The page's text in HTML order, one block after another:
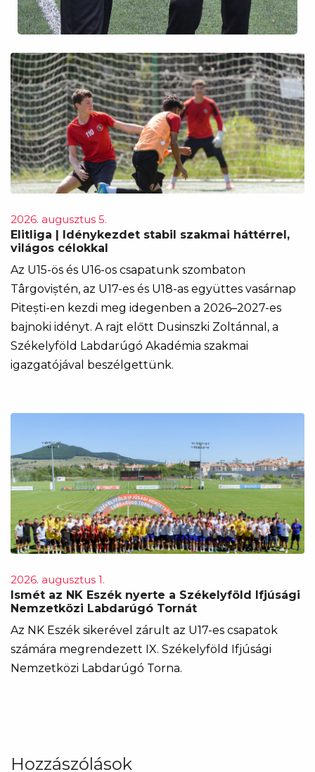
2026. augusztus 5.
Elitliga | Idénykezdet stabil szakmai háttérrel,
világos célokkal
Az U15-ös és U16-os csapatunk szombaton
Târgoviștén, az U17-es és U18-as együttes vasárnap
Pitești-en kezdi meg idegenben a 2026–2027-es
bajnoki idényt. A rajt előtt Dusinszki Zoltánnal, a
Székelyföld Labdarúgó Akadémia szakmai
igazgatójával beszélgettünk.
2026. augusztus 1.
Ismét az NK Eszék nyerte a Székelyföld Ifjúsági
Nemzetközi Labdarúgó Tornát
Az NK Eszék sikerével zárult az U17-es csapatok
számára megrendezett IX. Székelyföld Ifjúsági
Nemzetközi Labdarúgó Torna.
Hozzászólások